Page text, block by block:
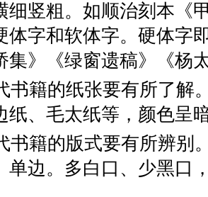
细竖粗。如顺治刻本《
体字和软体字。硬体字
集》《绿窗遗稿》《杨
书籍的纸张要有所了解
纸、毛太纸等，颜色呈
书籍的版式要有所辨别
单边。多白口、少黑口